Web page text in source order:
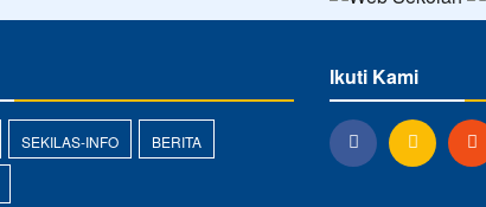
SEKILAS-INFO BERITA
Ikuti Kami